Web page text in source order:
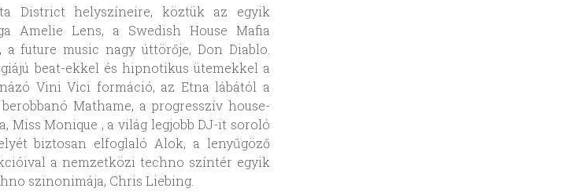
District helyszíneire, köztük az egyik
Amelie Lens, a Swedish House Mafia
a future music nagy úttörője, Don Diablo.
beat-ekkel és hipnotikus ütemekkel a
Vini Vici formáció, az Etna lábától a
Mathame, a progresszív house-
Miss Monique , a világ legjobb DJ-it soroló
biztosan elfoglaló Alok, a lenyűgöző
a nemzetközi techno színtér egyik
szinonimája, Chris Liebing.